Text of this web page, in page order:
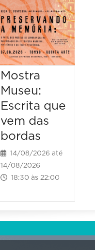
Mostra
Museu:
Escrita que
vem das
bordas
14/08/2026 até
14/08/2026
18:30 às 22:00